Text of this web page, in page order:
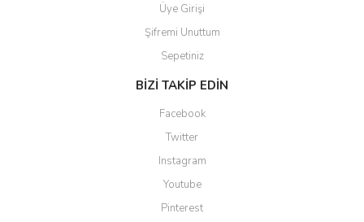
Üye Girişi
Şifremi Unuttum
Sepetiniz
BİZİ TAKİP EDİN
Facebook
Twitter
Instagram
Youtube
Pinterest